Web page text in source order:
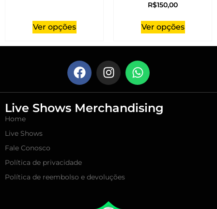
Ver opções
R$150,00
Ver opções
Live Shows Merchandising
Home
Live Shows
Fale Conosco
Política de privacidade
Política de reembolso e devoluções